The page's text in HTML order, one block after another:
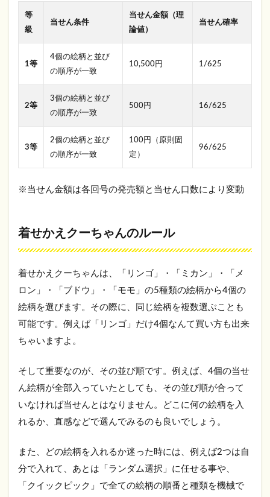
う！
着せ
かえ
クー
買い
2.2
着せ
かえ
ちゃ
ら？
当せ
はど
取
3
め
等
級
当せん条件
当せん金額（理
論値）
当せん確率
1等
4個の絵柄と並び
の順序が一致
10,500円 1/625
2等
3個の絵柄と並び
の順序が一致
500円 16/625
3等
2個の絵柄と並び
の順序が一致
100円（原則固
定）
96/625
※当せん金額は各回号の発売額と当せん口数により変動
着せかえクーちゃんのルール
着せかえクーちゃんは、「リンゴ」・「ミカン」・「メ
ロン」・「ブドウ」・「モモ」の5種類の絵柄から4個の
絵柄を選びます。その際に、同じ絵柄を複数選ぶことも
可能です。例えば「リンゴ」だけ4個なんて買い方も出来
ちゃいますよ。
そして重要なのが、その並び順です。例えば、4個の当せ
ん絵柄が全部入っていたとしても、その並び順が合って
いなければ当せんとはなりません。どこに何の絵柄を入
れるか、直感などで選んでみるのも良いでしょう。
また、どの絵柄を入れるか迷った時には、例えば2つは自
分で入れて、あとは「ランダム選択」に任せる事や、
「クイックピック」で全ての絵柄の順番と種類を機械で